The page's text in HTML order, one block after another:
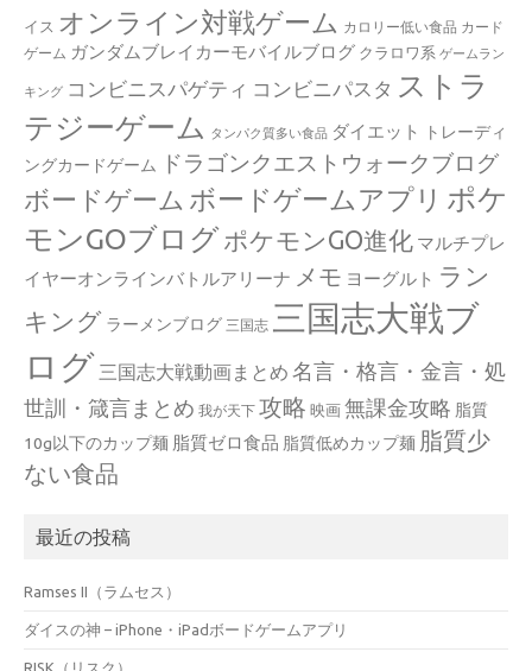
イス オンライン対戦ゲーム カロリー低い食品 カード
ゲーム ガンダムブレイカーモバイルブログ クラロワ系 ゲームラン
キング コンビニスパゲティ コンビニパスタ ストラ
テジーゲーム
タンパク質多い食品 ダイエット
トレーディ
ングカードゲーム
ドラゴンクエストウォークブログ
ボードゲーム ボードゲームアプリ ポケ
モンGOブログ ポケモンGO進化 マルチプレ
イヤーオンラインバトルアリーナ メモ ヨーグルト ラン
キング ラーメンブログ 三国志 三国志大戦ブ
ログ 三国志大戦動画まとめ 名言・格言・金言・処
世訓・箴言まとめ 我が天下 攻略 映画 無課金攻略 脂質
10g以下のカップ麺 脂質ゼロ食品 脂質低めカップ麺 脂質少
ない食品
最近の投稿
Ramses II（ラムセス）
ダイスの神 – iPhone・iPadボードゲームアプリ
RISK（リスク）